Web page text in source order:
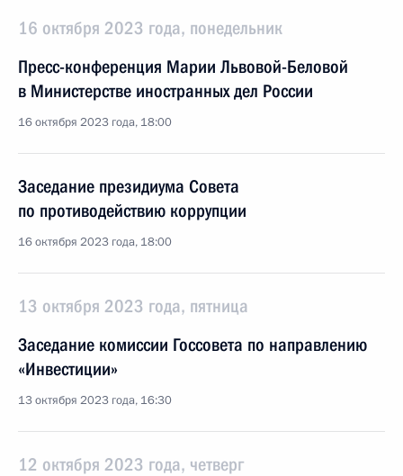
16 октября 2023 года, понедельник
Пресс-конференция Марии Львовой-Беловой
в Министерстве иностранных дел России
16 октября 2023 года, 18:00
Заседание президиума Совета
по противодействию коррупции
16 октября 2023 года, 18:00
13 октября 2023 года, пятница
Заседание комиссии Госсовета по направлению
«Инвестиции»
13 октября 2023 года, 16:30
12 октября 2023 года, четверг